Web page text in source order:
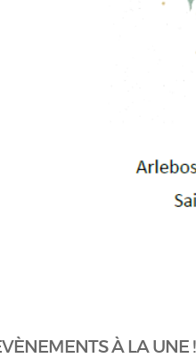
À LA UNE !